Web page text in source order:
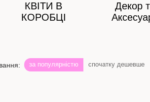
КВІТИ В
КОРОБЦІ
Декор
за популярністю спочатку дешевше